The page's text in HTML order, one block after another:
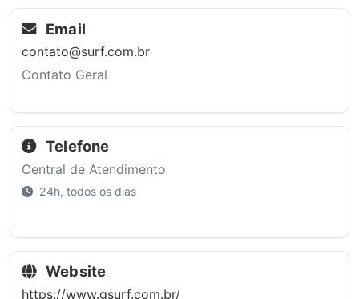
Email
contato@surf.com.br
Contato Geral
Telefone
Central de Atendimento
24h, todos os dias
Website
https://www.gsurf.com.br/